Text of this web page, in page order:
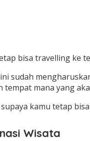
bisa travelling ke
sudah
tempat mana yang
kamu tetap
Wisata